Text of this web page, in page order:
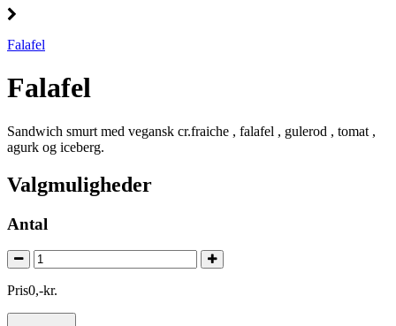
Falafel
Falafel
Sandwich smurt med vegansk cr.fraiche , falafel , gulerod , tomat ,
agurk og iceberg.
Valgmuligheder
Antal
Pris0,-kr.